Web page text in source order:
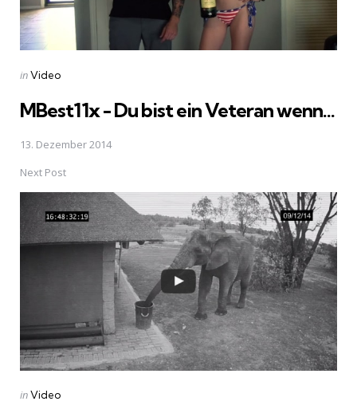
Posted
inVideo
MBest11x - Du bist ein Veteran wenn...
13. Dezember 2014
Next Post
Posted
inVideo